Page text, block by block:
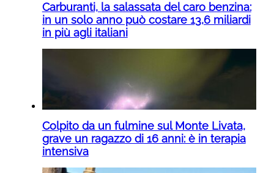
Carburanti, la salassata del caro benzina:
in un solo anno può costare 13,6 miliardi
in più agli italiani
Colpito da un fulmine sul Monte Livata,
grave un ragazzo di 16 anni: è in terapia
intensiva